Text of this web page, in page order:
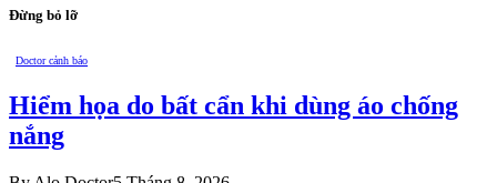
Đừng bỏ lỡ
Doctor cảnh báo
Hiểm họa do bất cẩn khi dùng áo chống
nắng